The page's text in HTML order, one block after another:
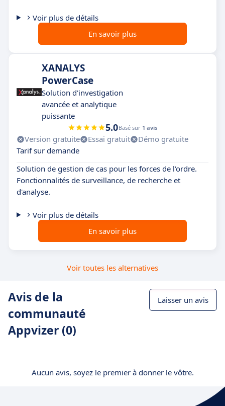
Voir plus de détails
En savoir plus
XANALYS
PowerCase
Solution d'investigation
avancée et analytique
puissante
5.0Basé sur 1 avis
Version gratuite Essai gratuit
Démo gratuite
Tarif sur demande
Solution de gestion de cas pour les forces de l'ordre.
Fonctionnalités de surveillance, de recherche et
d'analyse.
Voir plus de détails
En savoir plus
Voir toutes les alternatives
Avis de la
communauté
Appvizer (0)
Laisser un avis
Aucun avis, soyez le premier à donner le vôtre.